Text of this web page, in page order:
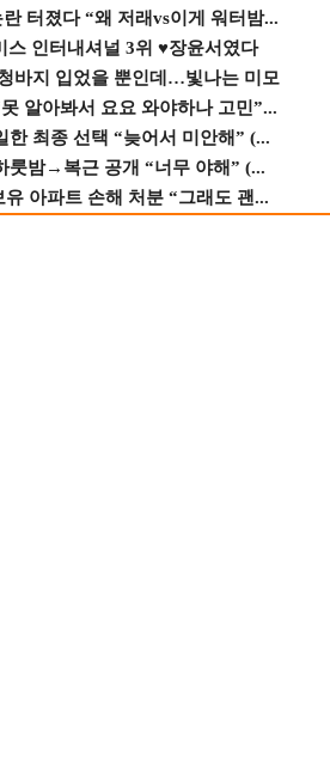
터졌다 “왜 저래vs이게 워터밤...
스 인터내셔널 3위 ♥장윤서였다
바지 입었을 뿐인데…빛나는 미모
알아봐서 요요 와야하나 고민”...
최종 선택 “늦어서 미안해” (...
룻밤→복근 공개 “너무 야해” (...
아파트 손해 처분 “그래도 괜...